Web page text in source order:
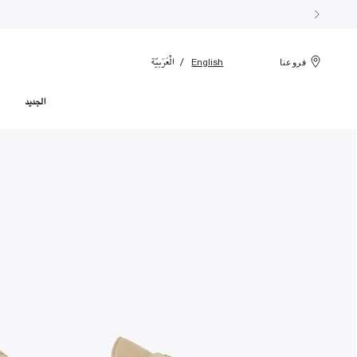
فروعنا English الْعَرَبيّة
الجديد